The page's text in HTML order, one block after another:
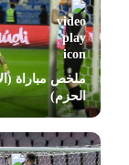
الحزم)